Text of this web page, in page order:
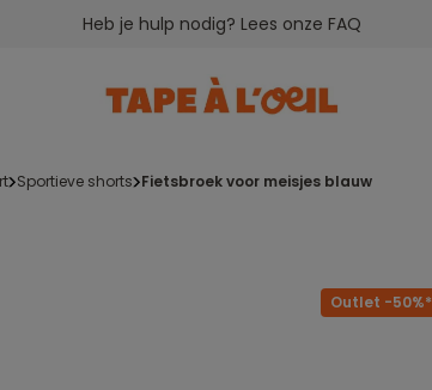
Heb je hulp nodig? Lees onze FAQ
sportieve shorts fietsbroek voor meisjes blauw
Outlet -50%*